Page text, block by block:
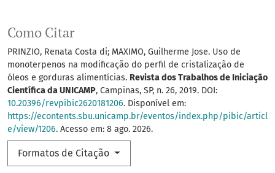
Como Citar
PRINZIO, Renata Costa di; MAXIMO, Guilherme Jose. Uso de
monoterpenos na modificação do perfil de cristalização de
óleos e gorduras alimentícias. Revista dos Trabalhos de Iniciação
Científica da UNICAMP, Campinas, SP, n. 26, 2019. DOI:
10.20396/revpibic2620181206. Disponível em:
https://econtents.sbu.unicamp.br/eventos/index.php/pibic/articl
e/view/1206. Acesso em: 8 ago. 2026.
Formatos de Citação